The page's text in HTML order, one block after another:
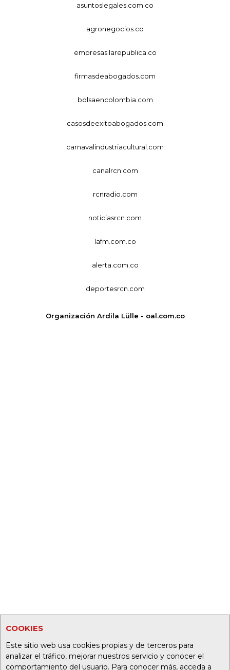
COOKIES
Este sitio web usa cookies propias y de terceros para
analizar el tráfico, mejorar nuestros servicio y conocer el
comportamiento del usuario. Para conocer más, acceda a
asuntoslegales.com.co
agronegocios.co
empresas.larepublica.co
firmasdeabogados.com
bolsaencolombia.com
casosdeexitoabogados.com
carnavalindustriacultural.com
canalrcn.com
rcnradio.com
noticiasrcn.com
lafm.com.co
alerta.com.co
deportesrcn.com
Organización Ardila Lülle - oal.com.co